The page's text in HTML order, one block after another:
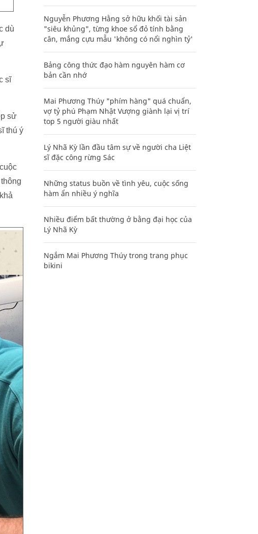
dù
sĩ
sử
thú ý
Nguyễn Phương Hằng sở hữu khối tài sản
"siêu khủng", từng khoe sổ đỏ tính bằng
cân, mắng cựu mẫu 'không có nổi nghìn tỷ'
Bảng công thức đạo hàm nguyên hàm cơ
bản cần nhớ
Mai Phương Thúy "phím hàng" quá chuẩn,
vợ tỷ phú Phạm Nhật Vượng giành lại vị trí
top 5 người giàu nhất
Lý Nhã Kỳ lần đầu tâm sự về người cha Liệt
sĩ đặc công rừng Sác
Những status buồn về tình yêu, cuộc sống
hàm ẩn nhiều ý nghĩa
Nhiều điểm bất thường ở bằng đại học của
Lý Nhã Kỳ
Ngắm Mai Phương Thúy trong trang phục
bikini